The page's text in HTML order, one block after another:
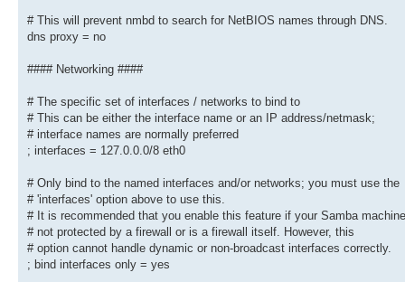
#### Debugging/Accounting ####
# This tells Samba to use a separate log file for each
log file = /var/log/samba/log.%m
# Cap the size of the individual log files (in KiB).
max log size = 1000
# If you want Samba to only log through syslog then set
# parameter to 'yes'.
# We want Samba to log a minimum amount of information to
# should go to /var/log/samba/log.{smbd,nmbd} instead. If
# through syslog you should set the following parameter to
syslog = 0
# Do something sensible when Samba crashes: mail the admin
panic action = /usr/share/samba/panic-action %d
# This will prevent nmbd to search for NetBIOS names through DNS.
dns proxy = no
#### Networking ####
# The specific set of interfaces / networks to bind to
# This can be either the interface name or an IP address/netmask;
# interface names are normally preferred
; interfaces = 127.0.0.0/8 eth0
# Only bind to the named interfaces and/or networks; you must use the
# 'interfaces' option above to use this.
# It is recommended that you enable this feature if your Samba
# not protected by a firewall or is a firewall itself. However, this
# option cannot handle dynamic or non-broadcast interfaces correctly.
; bind interfaces only = yes